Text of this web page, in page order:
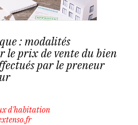
: modalités
le prix de vente du bien
par le preneur
d'habitation